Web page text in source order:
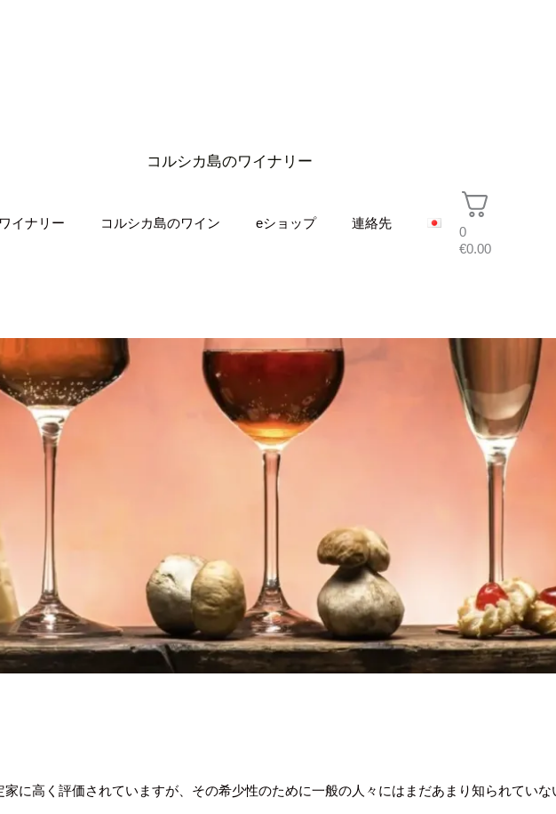
コルシカ島のワイナリー
ワイナリー コルシカ島のワイン eショップ 連絡先
0
€0.00
に高く評価されていますが、その希少性のために一般の人々にはまだあまり知られていな